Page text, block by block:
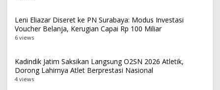
Leni Eliazar Diseret ke PN Surabaya: Modus Investasi
Voucher Belanja, Kerugian Capai Rp 100 Miliar
6 views
Kadindik Jatim Saksikan Langsung O2SN 2026 Atletik,
Dorong Lahirnya Atlet Berprestasi Nasional
4 views